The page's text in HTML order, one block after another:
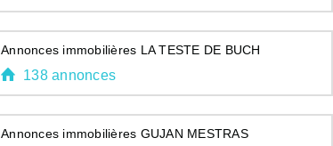
Annonces immobilières LA TESTE DE BUCH
138 annonces
Annonces immobilières GUJAN MESTRAS